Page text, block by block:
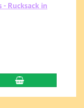
- Rucksack in